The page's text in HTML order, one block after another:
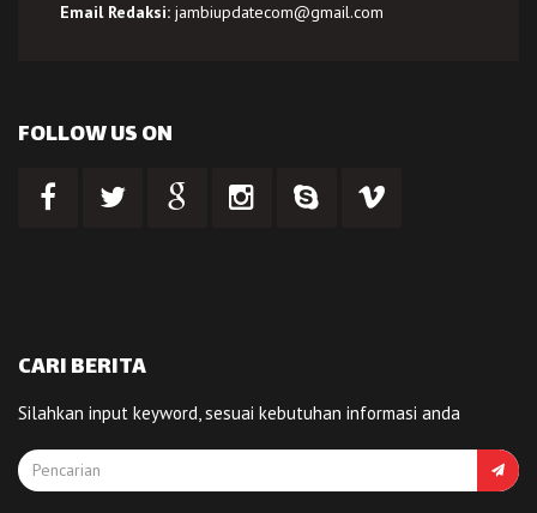
Email Redaksi: jambiupdatecom@gmail.com
FOLLOW US ON
CARI BERITA
Silahkan input keyword, sesuai kebutuhan informasi anda